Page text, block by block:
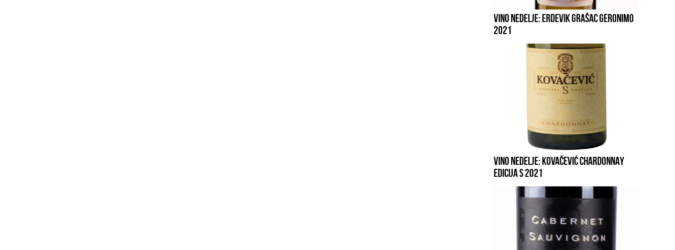
VINO NEDELJE: ERDEVIK GRAŠAC GERONIMO
2021
VINO NEDELJE: KOVAČEVIĆ CHARDONNAY
EDICIJA S 2021